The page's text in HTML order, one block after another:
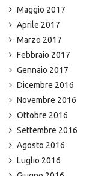
Maggio 2017
Aprile 2017
Marzo 2017
Febbraio 2017
Gennaio 2017
Dicembre 2016
Novembre 2016
Ottobre 2016
Settembre 2016
Agosto 2016
Luglio 2016